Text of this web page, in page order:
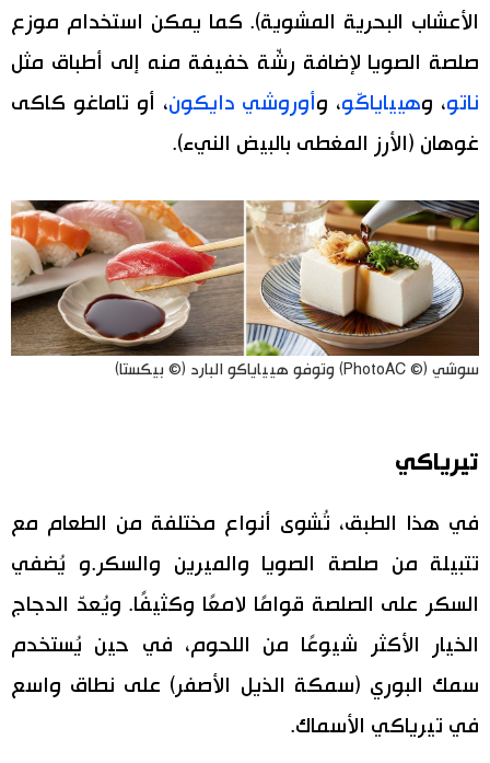
إعلان
الأعشاب البحرية المشوية). كما يمكن استخدام موزع
صلصة الصويا لإضافة رشّة خفيفة منه إلى أطباق مثل
ناتو، وهيياياكّو، وأوروشي دايكون، أو تاماغو كاكى
غوهان (الأرز المغطى بالبيض النيء).
سوشي (© PhotoAC) وتوفو هيياياكو البارد (© بيكستا)
تيرياكي
في هذا الطبق، تُشوى أنواع مختلفة من الطعام مع
تتبيلة من صلصة الصويا والميرين والسكر.و يُضفي
السكر على الصلصة قوامًا لامعًا وكثيفًا. ويُعدّ الدجاج
الخيار الأكثر شيوعًا من اللحوم، في حين يُستخدم
سمك البوري (سمكة الذيل الأصفر) على نطاق واسع
في تيرياكي الأسماك.